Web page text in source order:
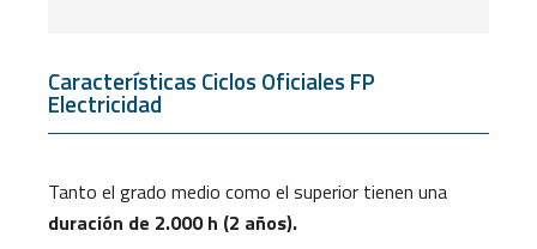
Características Ciclos Oficiales FP
Electricidad
Tanto el grado medio como el superior tienen una
duración de 2.000 h (2 años).